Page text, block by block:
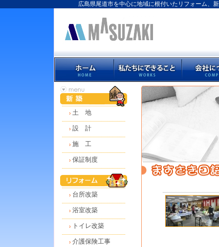
広島県尾道市を中心に地域に根付いたリフォーム、
土 地
設 計
施 工
保証制度
台所改築
浴室改築
トイレ改築
介護保険工事